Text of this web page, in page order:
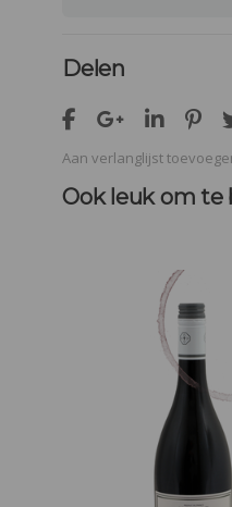
Delen
Aan verlanglijst
Ook leuk om te